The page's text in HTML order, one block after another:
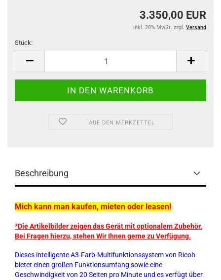
3.350,00 EUR
inkl. 20% MwSt. zzgl. Versand
Stück:
AUF DEN MERKZETTEL
Beschreibung
Mich kann man kaufen, mieten oder leasen!
*Die Artikelbilder zeigen das Gerät mit optionalem Zubehör.
Bei Fragen hierzu, stehen Wir Ihnen gerne zu Verfügung.
Dieses intelligente A3-Farb-Multifunktionssystem von Ricoh
bietet einen großen Funktionsumfang sowie eine
Geschwindigkeit von 20 Seiten pro Minute und es verfügt über